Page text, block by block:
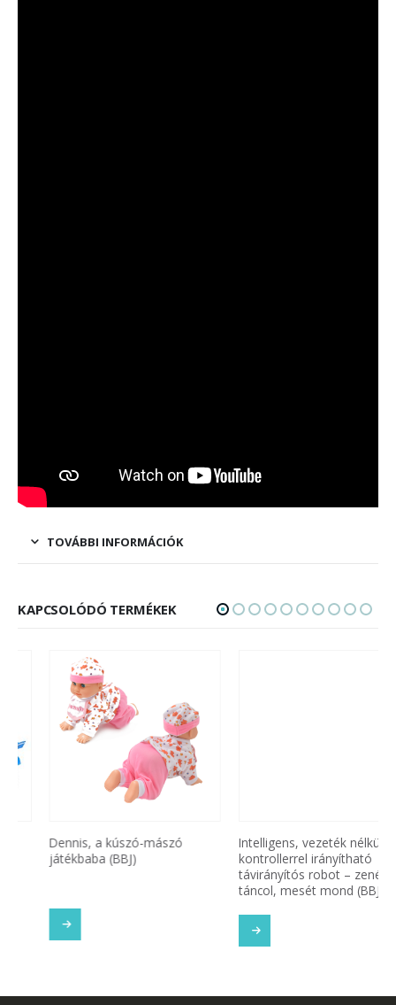
TOVÁBBI INFORMÁCIÓK
KAPCSOLÓDÓ TERMÉKEK
Dennis, a kúszó-mászó
játékbaba (BBJ)
Intelligens, vezeték nélküli
kontrollerrel irányítható
távirányítós robot – zenél,
táncol, mesét mond (BBJ)